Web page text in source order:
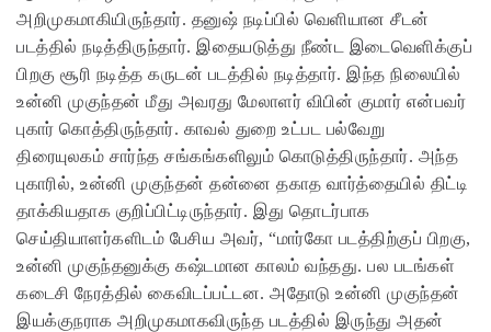
அறிமுகமாகியிருந்தார். தனுஷ் நடிப்பில் வெளியான சீடன்
படத்தில் நடித்திருந்தார். இதையடுத்து நீண்ட இடைவெளிக்குப்
பிறகு சூரி நடித்த கருடன் படத்தில் நடித்தார். இந்த நிலையில்
உன்னி முகுந்தன் மீது அவரது மேலாளர் விபின் குமார் என்பவர்
புகார் கொத்திருந்தார். காவல் துறை உட்பட பல்வேறு
திரையுலகம் சார்ந்த சங்கங்களிலும் கொடுத்திருந்தார். அந்த
புகாரில், உன்னி முகுந்தன் தன்னை தகாத வார்த்தையில் திட்டி
தாக்கியதாக குறிப்பிட்டிருந்தார். இது தொடர்பாக
செய்தியாளர்களிடம் பேசிய அவர், “மார்கோ படத்திற்குப் பிறகு,
உன்னி முகுந்தனுக்கு கஷ்டமான காலம் வந்தது. பல படங்கள்
கடைசி நேரத்தில் கைவிடப்பட்டன. அதோடு உன்னி முகுந்தன்
இயக்குநராக அறிமுகமாகவிருந்த படத்தில் இருந்து அதன்